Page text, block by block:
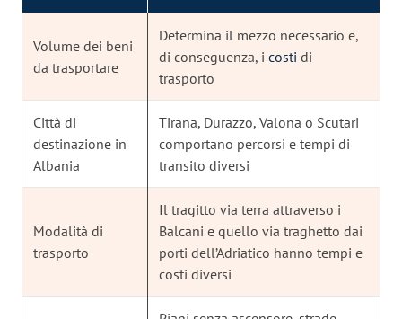
Volume dei beni
da trasportare
Determina il mezzo necessario e,
di conseguenza, i costi di
trasporto
Città di
destinazione in
Albania
Tirana, Durazzo, Valona o Scutari
comportano percorsi e tempi di
transito diversi
Modalità di
trasporto
Il tragitto via terra attraverso i
Balcani e quello via traghetto dai
porti dell’Adriatico hanno tempi e
costi diversi